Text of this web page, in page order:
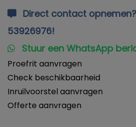
Direct contact
53926976!
Stuur een WhatsApp
Proefrit aanvragen
Check beschikbaarheid
Inruilvoorstel aanvragen
Offerte aanvragen